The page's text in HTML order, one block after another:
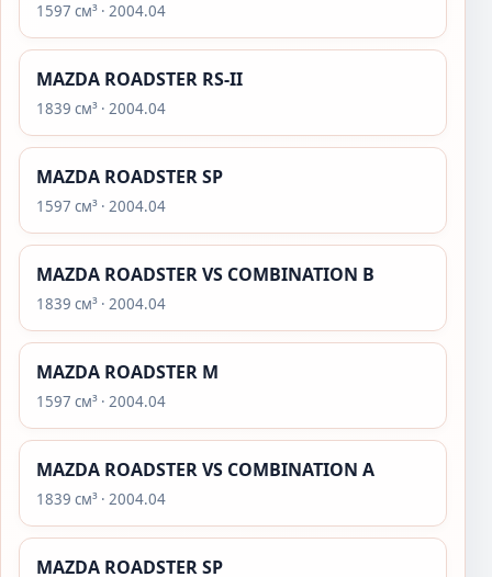
1597 см³ · 2004.04
MAZDA ROADSTER RS-II
1839 см³ · 2004.04
MAZDA ROADSTER SP
1597 см³ · 2004.04
MAZDA ROADSTER VS COMBINATION B
1839 см³ · 2004.04
MAZDA ROADSTER M
1597 см³ · 2004.04
MAZDA ROADSTER VS COMBINATION A
1839 см³ · 2004.04
MAZDA ROADSTER SP